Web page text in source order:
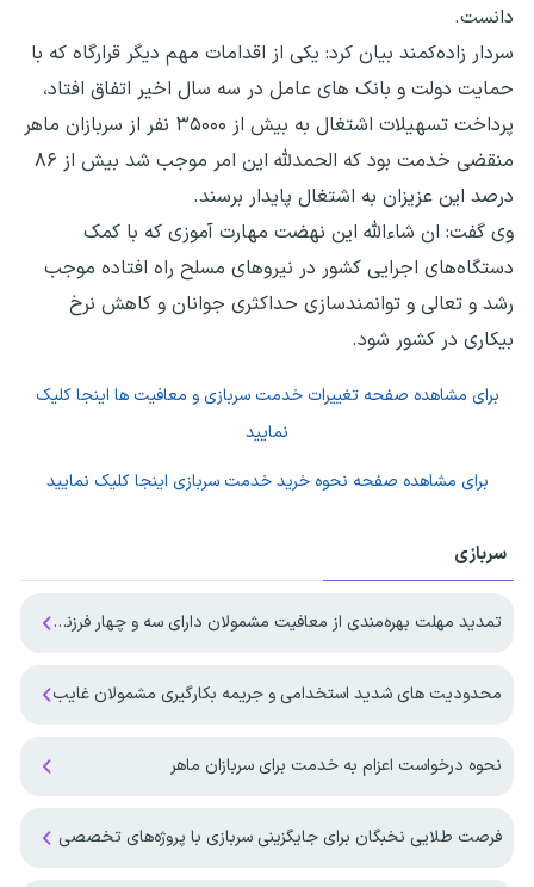
دانست.
سردار زاده‌کمند بیان کرد: یکی از اقدامات مهم دیگر قرارگاه که با
حمایت دولت و بانک های عامل در سه سال اخیر اتفاق افتاد،
پرداخت تسهیلات اشتغال به بیش از ۳۵۰۰۰ نفر از سربازان ماهر
منقضی خدمت بود که الحمدلله این امر موجب شد بیش از ۸۶
درصد این عزیزان به اشتغال پایدار برسند.
وی گفت: ان شاءالله این نهضت مهارت آموزی که با کمک
دستگاه‌های اجرایی کشور در نیروهای مسلح راه افتاده موجب
رشد و تعالی و توانمندسازی حداکثری جوانان و کاهش نرخ
بیکاری در کشور شود.
برای مشاهده صفحه تغییرات خدمت سربازی و معافیت ها اینجا کلیک
نمایید
برای مشاهده صفحه نحوه خرید خدمت سربازی اینجا کلیک نمایید
سربازی
تمدید مهلت بهره‌مندی از معافیت مشمولان دارای سه و چهار فرزند تا پایان ۱۴۰۷
محدودیت های شدید استخدامی و جریمه بکارگیری مشمولان غایب
نحوه درخواست اعزام به خدمت برای سربازان ماهر
فرصت طلایی نخبگان برای جایگزینی سربازی با پروژه‌های تخصصی